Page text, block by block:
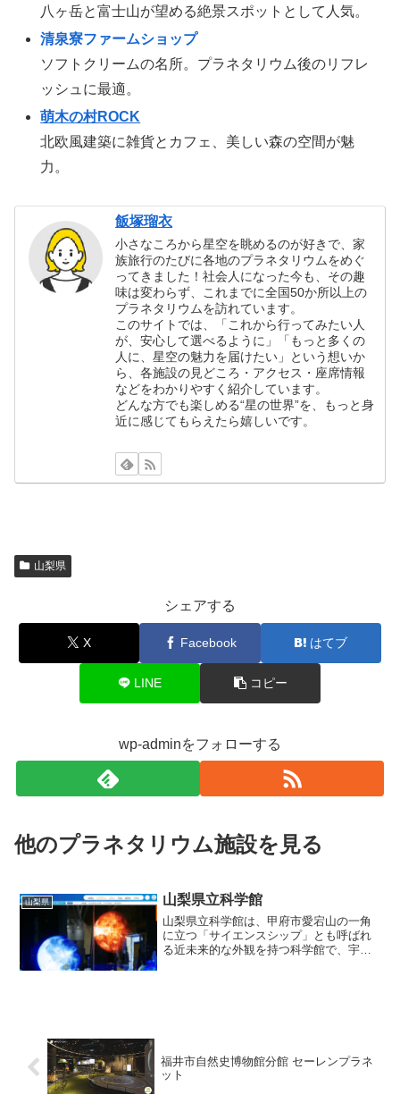
八ヶ岳と富士山が望める絶景スポットとして人気。
清泉寮ファームショップ
ソフトクリームの名所。プラネタリウム後のリフレ
ッシュに最適。
萌木の村ROCK
北欧風建築に雑貨とカフェ、美しい森の空間が魅
力。
飯塚瑠衣
小さなころから星空を眺めるのが好きで、家
族旅行のたびに各地のプラネタリウムをめぐ
ってきました！社会人になった今も、その趣
味は変わらず、これまでに全国50か所以上の
プラネタリウムを訪れています。
このサイトでは、「これから行ってみたい人
が、安心して選べるように」「もっと多くの
人に、星空の魅力を届けたい」という想いか
ら、各施設の見どころ・アクセス・座席情報
などをわかりやすく紹介しています。
どんな方でも楽しめる“星の世界”を、もっと身
近に感じてもらえたら嬉しいです。
山梨県
シェアする
X Facebook はてブ
LINE コピー
wp-adminをフォローする
他のプラネタリウム施設を見る
山梨県 山梨県立科学館
山梨県立科学館は、甲府市愛宕山の一角
に立つ「サイエンスシップ」とも呼ばれ
る近未来的な外観を持つ科学館で、宇宙
福井市自然史博物館分館 セーレンプラネ
ット